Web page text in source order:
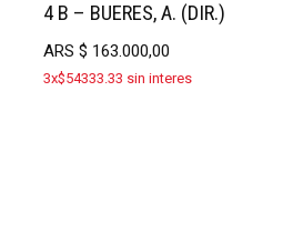
4 B – BUERES, A. (DIR.)
ARS$ 163.000,00
3x$54333.33 sin interes